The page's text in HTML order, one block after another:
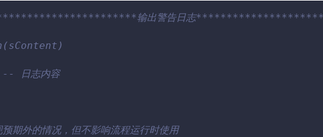
输出警告日志
日志内容
期外的情况，但不影响流程运行时使用